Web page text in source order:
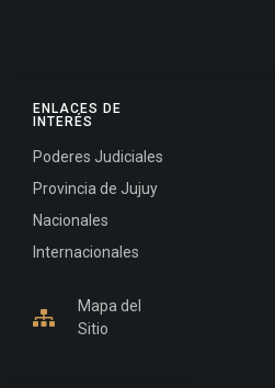
ENLACES DE
INTERÉS
Poderes Judiciales
Provincia de Jujuy
Nacionales
Internacionales
Mapa del
Sitio